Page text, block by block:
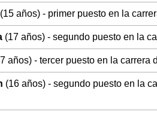
(15 años) - primer puesto en la
(17 años) - segundo puesto en la
años) - tercer puesto en la carrera
(16 años) - segundo puesto en la